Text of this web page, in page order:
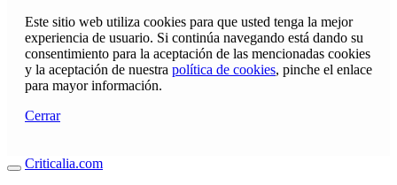
Este sitio web utiliza cookies para que usted tenga la mejor
experiencia de usuario. Si continúa navegando está dando su
consentimiento para la aceptación de las mencionadas cookies
y la aceptación de nuestra política de cookies, pinche el enlace
para mayor información.
Cerrar
Criticalia.com